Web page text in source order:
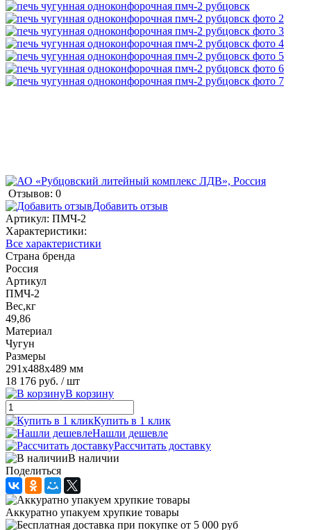
Отзывов: 0
Добавить отзыв
Артикул: ПМЧ-2
Характеристики:
Все характеристики
Страна бренда
Россия
Артикул
ПМЧ-2
Вес,кг
49,86
Материал
Чугун
Размеры
291х488х489 мм
18 176 руб. / шт
В корзину
Купить в 1 клик
Нашли дешевле
Рассчитать доставку
В наличии
Поделиться
Аккуратно упакуем хрупкие товары